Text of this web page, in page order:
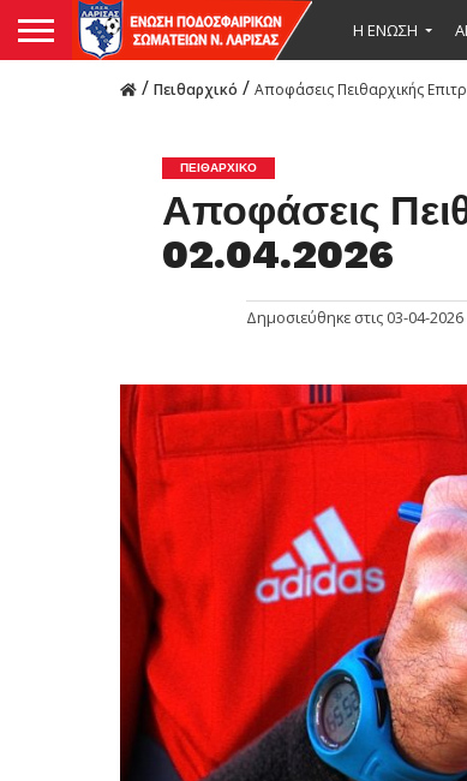
Η ΕΝΩΣΗ
/ Πειθαρχικό / Αποφάσεις Πειθαρχικής
ΠΕΙΘΑΡΧΙΚΌ
Αποφάσεις
02.04.2026
Δημοσιεύθηκε στις 03-04-2026